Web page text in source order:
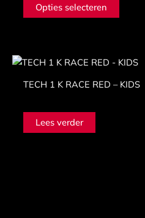
Opties selecteren
optie
worden
op
TECH 1 K RACE RED – KIDS
Lees verder